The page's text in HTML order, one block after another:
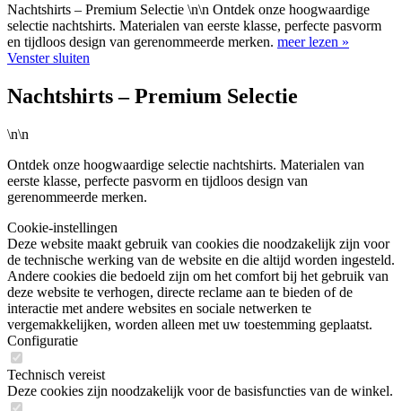
Nachtshirts – Premium Selectie \n\n Ontdek onze hoogwaardige
selectie nachtshirts. Materialen van eerste klasse, perfecte pasvorm
en tijdloos design van gerenommeerde merken. meer lezen »
Venster sluiten
Nachtshirts – Premium Selectie
\n\n
Ontdek onze hoogwaardige selectie nachtshirts. Materialen van
eerste klasse, perfecte pasvorm en tijdloos design van
gerenommeerde merken.
Cookie-instellingen
Deze website maakt gebruik van cookies die noodzakelijk zijn voor
de technische werking van de website en die altijd worden ingesteld.
Andere cookies die bedoeld zijn om het comfort bij het gebruik van
deze website te verhogen, directe reclame aan te bieden of de
interactie met andere websites en sociale netwerken te
vergemakkelijken, worden alleen met uw toestemming geplaatst.
Configuratie
Technisch vereist
Deze cookies zijn noodzakelijk voor de basisfuncties van de winkel.